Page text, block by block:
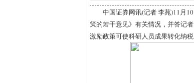
中国证券网讯(记者 李苑)11月
策的若干意见》有关情况，并答记
激励政策可使科研人员成果转化纳